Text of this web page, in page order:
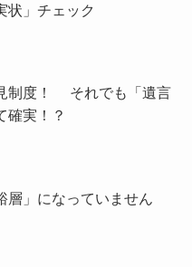
状」チェック
制度！ それでも「遺言
確実！？
層」になっていません